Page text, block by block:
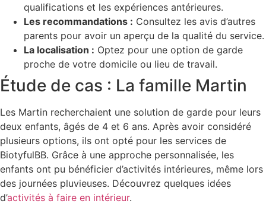
qualifications et les expériences antérieures.
Les recommandations : Consultez les avis d’autres
parents pour avoir un aperçu de la qualité du service.
La localisation : Optez pour une option de garde
proche de votre domicile ou lieu de travail.
Étude de cas : La famille Martin
Les Martin recherchaient une solution de garde pour leurs
deux enfants, âgés de 4 et 6 ans. Après avoir considéré
plusieurs options, ils ont opté pour les services de
BiotyfulBB. Grâce à une approche personnalisée, les
enfants ont pu bénéficier d’activités intérieures, même lors
des journées pluvieuses. Découvrez quelques idées
d’activités à faire en intérieur.